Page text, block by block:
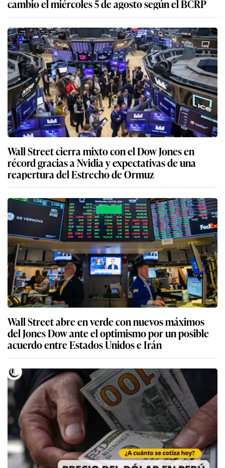
cambio el miércoles 5 de agosto según el BCRP
Wall Street cierra mixto con el Dow Jones en
récord gracias a Nvidia y expectativas de una
reapertura del Estrecho de Ormuz
Wall Street abre en verde con nuevos máximos
del Jones Dow ante el optimismo por un posible
acuerdo entre Estados Unidos e Irán